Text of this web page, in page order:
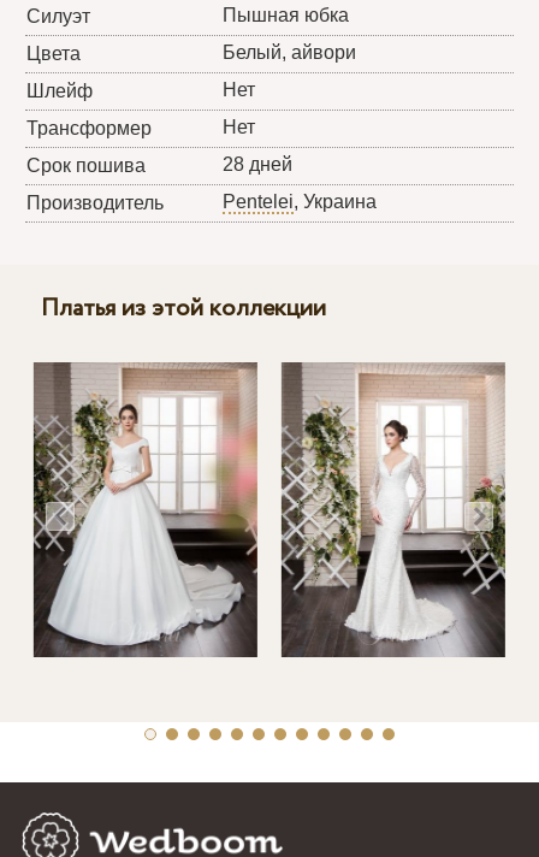
Силуэт
Пышная юбка
Цвета
Белый, айвори
Шлейф
Нет
Трансформер
Нет
Срок пошива
28 дней
Производитель
Pentelei, Украина
Платья из этой коллекции